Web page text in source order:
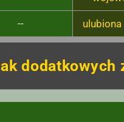
--
dodatkowych